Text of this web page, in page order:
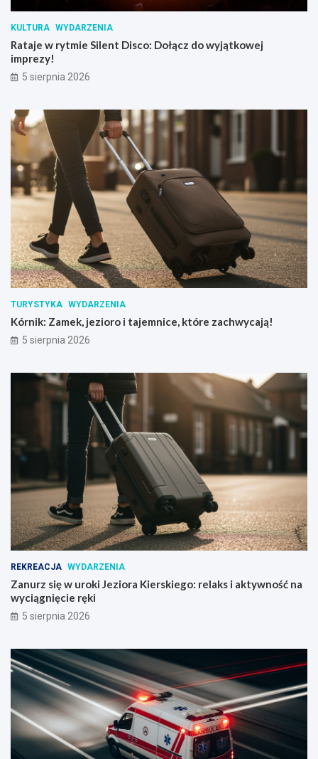
KULTURA WYDARZENIA
Rataje w rytmie Silent Disco: Dołącz do wyjątkowej
imprezy!
5 sierpnia 2026
TURYSTYKA WYDARZENIA
Kórnik: Zamek, jezioro i tajemnice, które zachwycają!
5 sierpnia 2026
REKREACJA WYDARZENIA
Zanurz się w uroki Jeziora Kierskiego: relaks i aktywność na
wyciągnięcie ręki
5 sierpnia 2026